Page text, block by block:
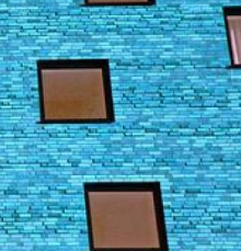
LIBRI PROCEEDINGS PUBBLICITÀ
SOCIAL MEDIA